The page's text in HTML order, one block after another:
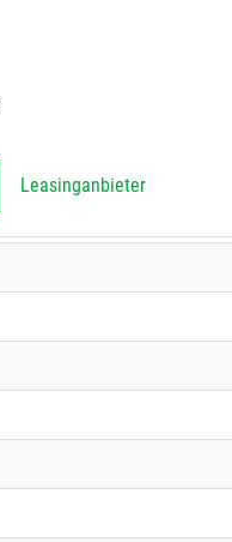
Leasinganbieter